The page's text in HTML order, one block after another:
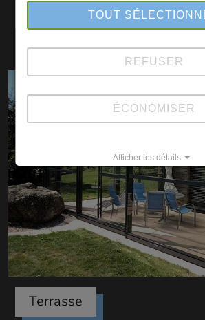
Haut Classic
Terrasse
TOUT
REFUSER
ÉCONOMISER
Afficher les détails
Imprint| Datapolicy